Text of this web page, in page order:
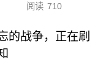
阅读 710
的战争，正在刷